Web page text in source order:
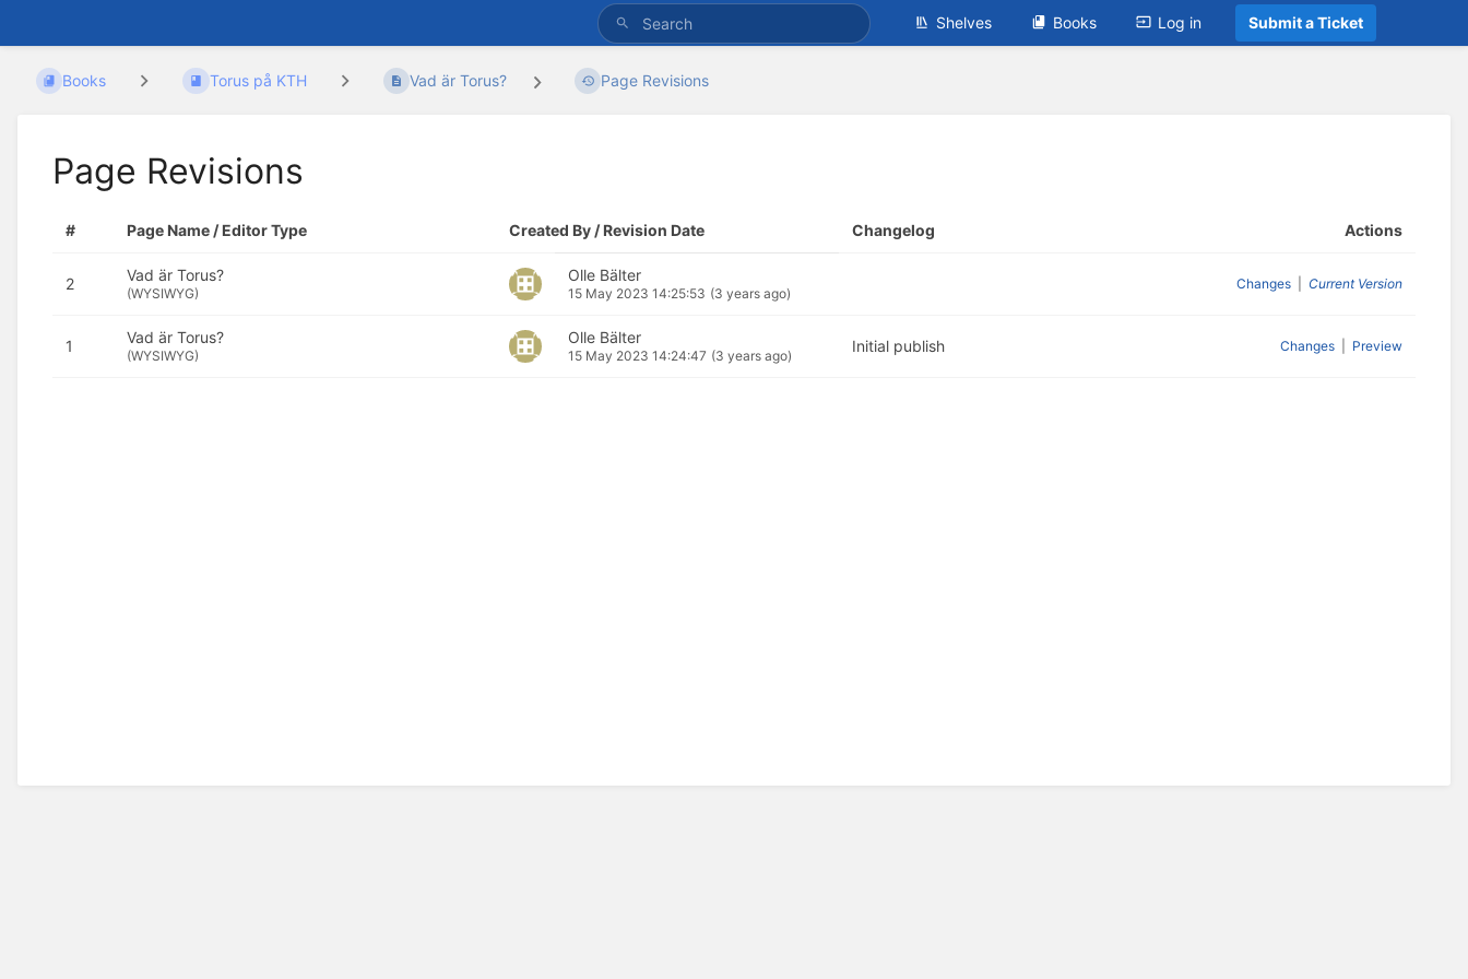
Shelves Books Log in Submit a Ticket
Books Torus på KTH Vad är Torus? Page Revisions
Page Revisions
# Page Name / Editor Type Created By / Revision Date Changelog Actions
2 Vad är Torus?
(WYSIWYG)
Olle Bälter
15 May 2023 14:25:53 (3 years ago)
Changes Current Version
1 Vad är Torus?
(WYSIWYG)
Olle Bälter
15 May 2023 14:24:47 (3 years ago)
Initial publish Changes Preview